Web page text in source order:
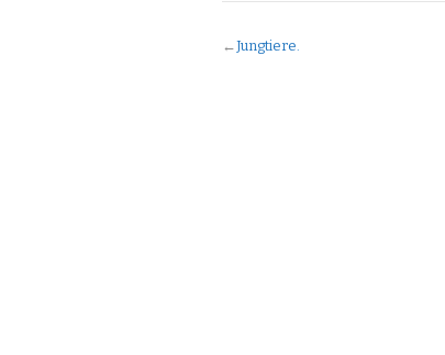
←Jungtiere.